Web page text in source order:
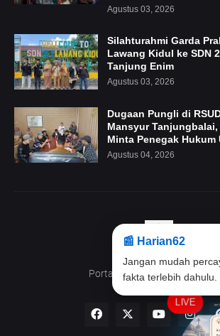
LIVE
📰 Harian62
Klik maskot ini untuk
berita terbaru.
Agustus 03, 2026
Silahturahmi Garda
Lawang Kidul ke SDN
Tanjung Enim
Agustus 03, 2026
Dugaan Pungli di
Mansyur Tanjungbalai,
Minta Penegak Hukum
Agustus 04, 2026
Portal Beritanya anak